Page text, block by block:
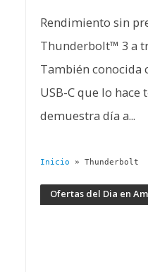
Rendimiento sin
Thunderbolt™ 3 a
También conocida
USB-C que lo
demuestra día a...
Inicio » Thunderbolt
Ofertas del Dia en